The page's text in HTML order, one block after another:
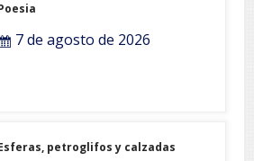
7 de agosto de 2026
petroglifos y calzadas